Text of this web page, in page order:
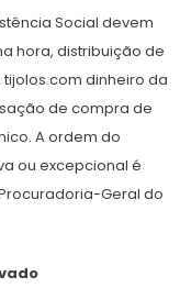
Social devem
hora, distribuição de
com dinheiro da
de compra de
A ordem do
ou excepcional é
Geral do